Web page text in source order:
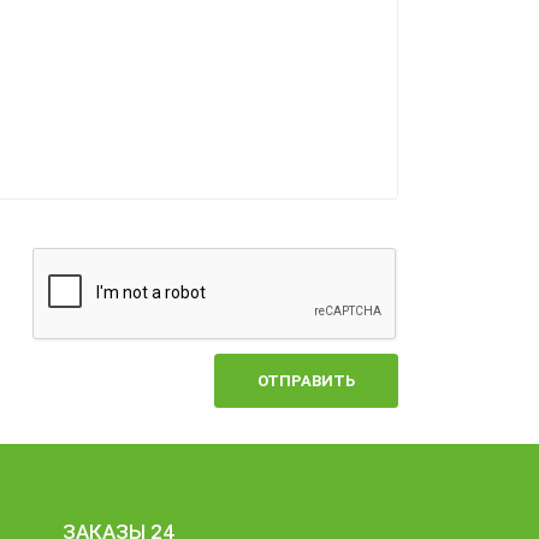
ОТПРАВИТЬ
ЗАКАЗЫ 24